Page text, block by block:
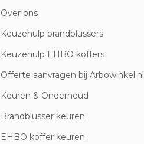
Over ons
Keuzehulp brandblussers
Keuzehulp EHBO koffers
Offerte aanvragen bij Arbowinkel.nl
Keuren & Onderhoud
Brandblusser keuren
EHBO koffer keuren